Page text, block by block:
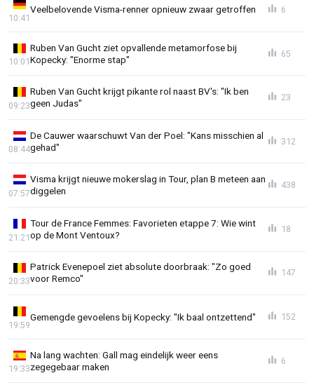
Veelbelovende Visma-renner opnieuw zwaar getroffen
10:41
6
Ruben Van Gucht ziet opvallende metamorfose bij
Kopecky: "Enorme stap"
10:01
65
Ruben Van Gucht krijgt pikante rol naast BV's: "Ik ben
geen Judas"
09:23
23
De Cauwer waarschuwt Van der Poel: "Kans misschien al
gehad"
08:44
312
Visma krijgt nieuwe mokerslag in Tour, plan B meteen aan
diggelen
07:57
438
Tour de France Femmes: Favorieten etappe 7: Wie wint
op de Mont Ventoux?
21:21
18
Patrick Evenepoel ziet absolute doorbraak: "Zo goed
voor Remco"
20:33
147
Gemengde gevoelens bij Kopecky: "Ik baal ontzettend"
19:59
152
Na lang wachten: Gall mag eindelijk weer eens
zegegebaar maken
19:33
6